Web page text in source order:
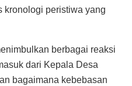
kronologi peristiwa yang
berbagai reaksi
dari Kepala Desa
bagaimana kebebasan